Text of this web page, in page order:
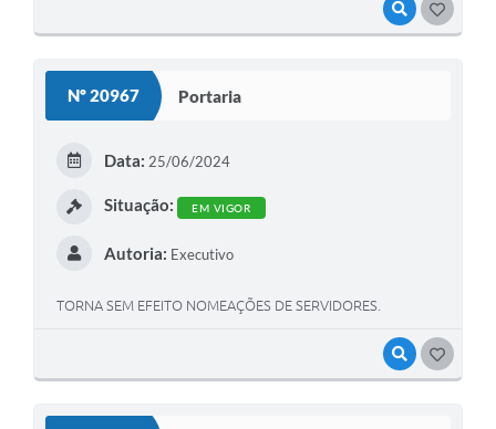
VISUALIZAR
Nº 20967 Portaria
VISUALIZAR
Data: 25/06/2024
Situação: EM VIGOR
Autoria: Executivo
TORNA SEM EFEITO NOMEAÇÕES DE SERVIDORES.